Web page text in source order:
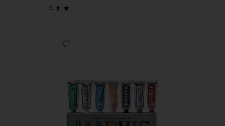
Favorite 7 DAYS 트래블 치약 키트